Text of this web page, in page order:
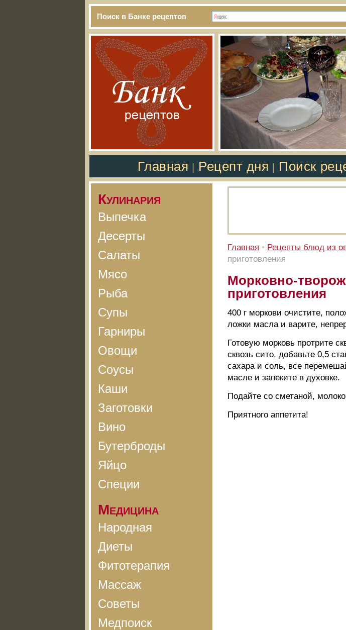
Поиск в Банке рецептов
Главная Рецепт дня Поиск
Кулинария
Выпечка
Десерты
Салаты
Мясо
Рыба
Супы
Гарниры
Овощи
Соусы
Каши
Заготовки
Вино
Бутерброды
Яйцо
Специи
Медицина
Народная
Диеты
Фитотерапия
Массаж
Советы
Медпоиск
Главная • Рецепты блюд из
приготовления
Морковно-
приготовления
400 г моркови очистите,
ложки масла и варите,
Готовую морковь протрите
сквозь сито, добавьте 0,5
сахара и соль, все
масле и запеките в духовке.
Подайте со сметаной,
Приятного аппетита!